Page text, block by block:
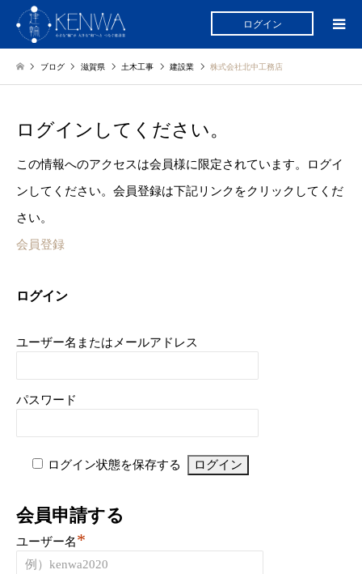
ログイン
ブログ 滋賀県 土木工事 建設業 株式会社北中工務店
ログインしてください。
この情報へのアクセスは会員様に限定されています。ログイ
ンしてください。会員登録は下記リンクをクリックしてくだ
さい。
会員登録
ログイン
ユーザー名またはメールアドレス
パスワード
ログイン状態を保存する
会員申請する
ユーザー名*